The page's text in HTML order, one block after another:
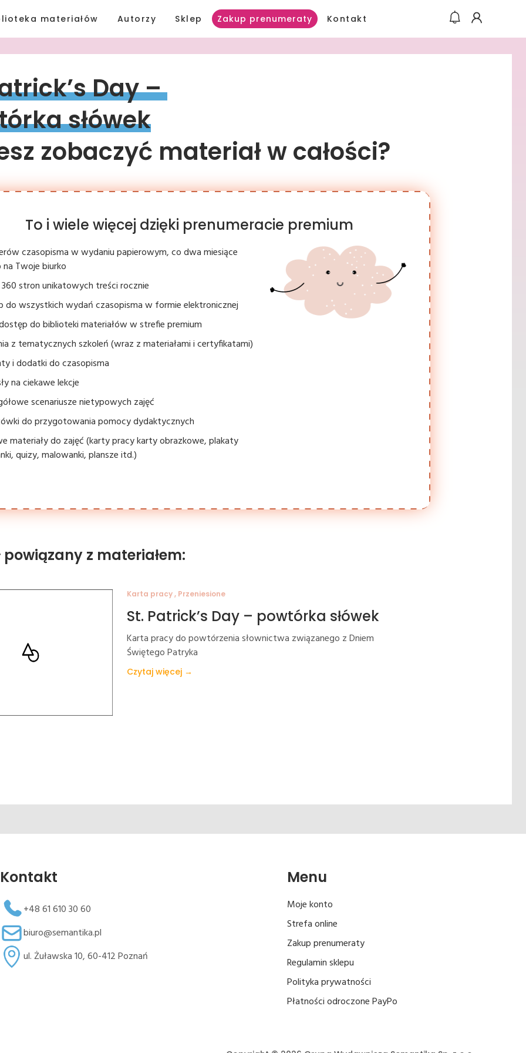
materiałów Autorzy Sklep Zakup prenumeraty Kontakt
Day –
słówek
zobaczyć materiał w całości?
To i wiele więcej dzięki prenumeracie premium
czasopisma w wydaniu papierowym, co dwa miesiące
Twoje biurko
stron unikatowych treści rocznie
do wszystkich wydań czasopisma w formie elektronicznej
do biblioteki materiałów w strefie premium
z tematycznych szkoleń (wraz z materiałami i certyfikatami)
i dodatki do czasopisma
na ciekawe lekcje
scenariusze nietypowych zajęć
do przygotowania pomocy dydaktycznych
materiały do zajęć (karty pracy karty obrazkowe, plakaty
quizy, malowanki, plansze itd.)
powiązany z materiałem:
Karta pracy , Przeniesione
St. Patrick’s Day – powtórka słówek
Karta pracy do powtórzenia słownictwa związanego z Dniem
Świętego Patryka
Czytaj więcej →
Kontakt
+48 61 610 30 60
biuro@semantika.pl
ul. Żuławska 10, 60-412 Poznań
Menu
Moje konto
Strefa online
Zakup prenumeraty
Regulamin sklepu
Polityka prywatności
Płatności odroczone PayPo